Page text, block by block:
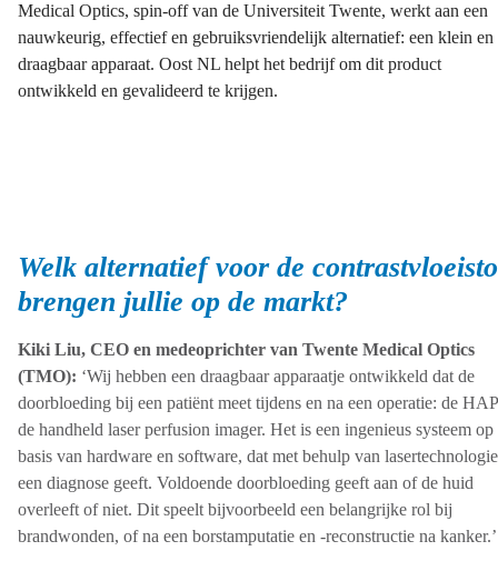
Medical Optics, spin-off van de Universiteit Twente, werkt aan een
nauwkeurig, effectief en gebruiksvriendelijk alternatief: een klein en
draagbaar apparaat. Oost NL helpt het bedrijf om dit product
ontwikkeld en gevalideerd te krijgen.
Welk alternatief voor de
brengen jullie op de markt?
Kiki Liu, CEO en medeoprichter van Twente Medical Optics
(TMO): ‘Wij hebben een draagbaar apparaatje ontwikkeld dat de
doorbloeding bij een patiënt meet tijdens en na een operatie: de
de handheld laser perfusion imager. Het is een ingenieus systeem op
basis van hardware en software, dat met behulp van lasertechnologie
een diagnose geeft. Voldoende doorbloeding geeft aan of de huid
overleeft of niet. Dit speelt bijvoorbeeld een belangrijke rol bij
brandwonden, of na een borstamputatie en -reconstructie na kanker.’